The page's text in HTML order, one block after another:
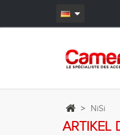
> NiSi
ARTIKEL